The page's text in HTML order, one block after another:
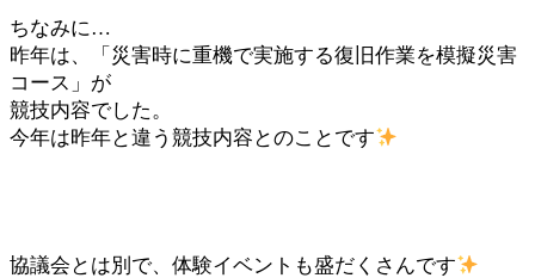
ちなみに…
昨年は、「災害時に重機で実施する復旧作業を模擬災害
コース」が
競技内容でした。
今年は昨年と違う競技内容とのことです
協議会とは別で、体験イベントも盛だくさんです